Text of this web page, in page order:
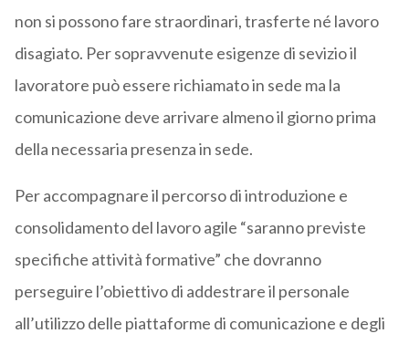
non si possono fare straordinari, trasferte né lavoro
disagiato. Per sopravvenute esigenze di sevizio il
lavoratore può essere richiamato in sede ma la
comunicazione deve arrivare almeno il giorno prima
della necessaria presenza in sede.
Per accompagnare il percorso di introduzione e
consolidamento del lavoro agile “saranno previste
specifiche attività formative” che dovranno
perseguire l’obiettivo di addestrare il personale
all’utilizzo delle piattaforme di comunicazione e degli